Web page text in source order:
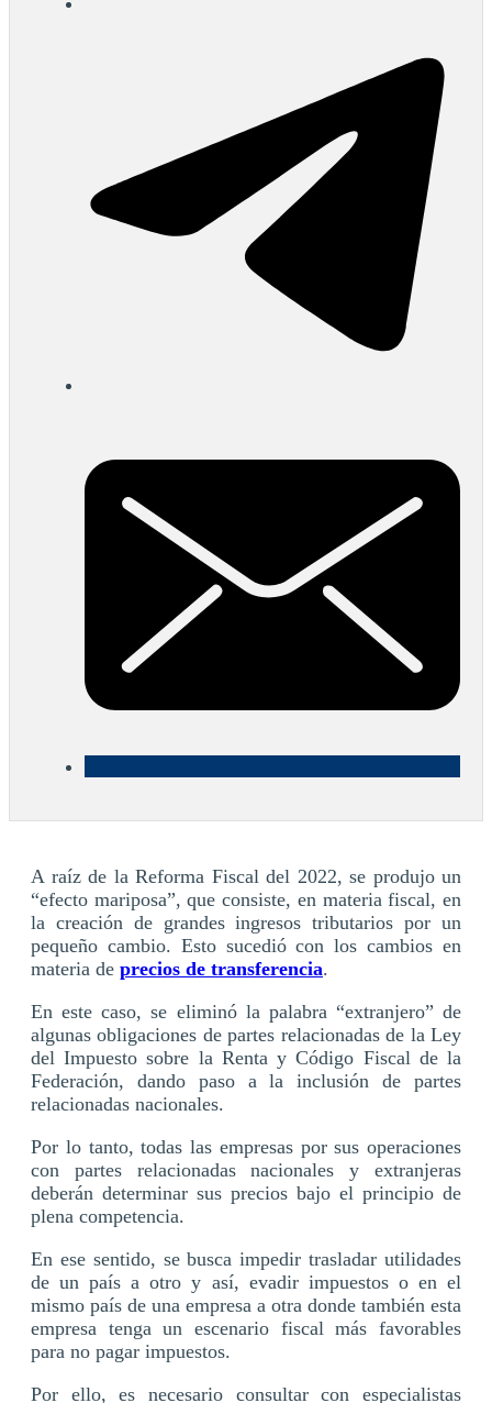
A raíz de la Reforma Fiscal del 2022, se produjo un
“efecto mariposa”, que consiste, en materia fiscal, en
la creación de grandes ingresos tributarios por un
pequeño cambio. Esto sucedió con los cambios en
materia de precios de transferencia.
En este caso, se eliminó la palabra “extranjero” de
algunas obligaciones de partes relacionadas de la Ley
del Impuesto sobre la Renta y Código Fiscal de la
Federación, dando paso a la inclusión de partes
relacionadas nacionales.
Por lo tanto, todas las empresas por sus operaciones
con partes relacionadas nacionales y extranjeras
deberán determinar sus precios bajo el principio de
plena competencia.
En ese sentido, se busca impedir trasladar utilidades
de un país a otro y así, evadir impuestos o en el
mismo país de una empresa a otra donde también esta
empresa tenga un escenario fiscal más favorables
para no pagar impuestos.
Por ello, es necesario consultar con especialistas